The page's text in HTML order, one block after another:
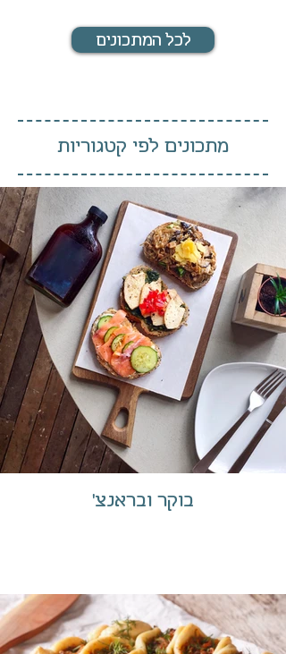
לכל המתכונים
מתכונים לפי קטגוריות
בוקר ובראנצ'